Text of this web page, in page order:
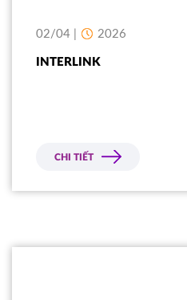
02/04 | 2026
INTERLINK
CHI TIẾT